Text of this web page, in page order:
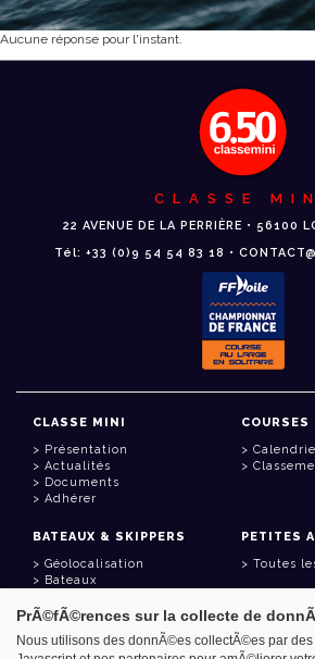
Aucune réponse pour l'instant.
CLASSE
22 AVENUE DE LA PERRIÈRE • 56100
Tél: +33 (0)9 54 54 83 18 •
CLASSE MINI
Présentation
Actualités
Documents
Adhérer
COURSES
BATEAUX & SKIPPERS
Géolocalisation
Bateaux
PETITES
Toutes
LIENS UTILES
PrÃ©fÃ©rences sur la collecte de
Nous utilisons des donnÃ©es collectÃ©es par